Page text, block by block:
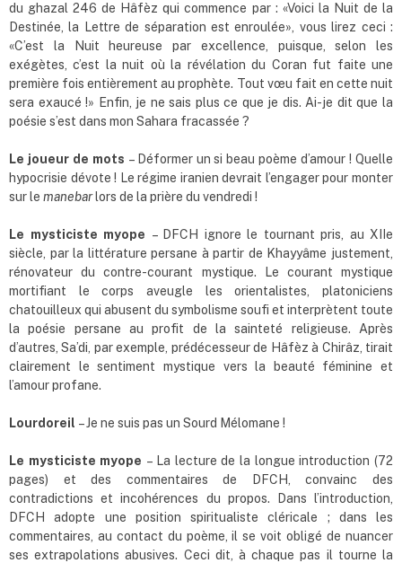
du ghazal 246 de Hâfèz qui commence par : «Voici la Nuit de la
Destinée, la Lettre de séparation est enroulée», vous lirez ceci :
«C’est la Nuit heureuse par excellence, puisque, selon les
exégètes, c’est la nuit où la révélation du Coran fut faite une
première fois entièrement au prophète. Tout vœu fait en cette nuit
sera exaucé !» Enfin, je ne sais plus ce que je dis. Ai-je dit que la
poésie s’est dans mon Sahara fracassée ?
Le joueur de mots – Déformer un si beau poème d’amour ! Quelle
hypocrisie dévote ! Le régime iranien devrait l’engager pour monter
sur le manebarlors de la prière du vendredi !
Le mysticiste myope – DFCH ignore le tournant pris, au XIIe
siècle, par la littérature persane à partir de Khayyâme justement,
rénovateur du contre-courant mystique. Le courant mystique
mortifiant le corps aveugle les orientalistes, platoniciens
chatouilleux qui abusent du symbolisme soufi et interprètent toute
la poésie persane au profit de la sainteté religieuse. Après
d’autres, Sa’di, par exemple, prédécesseur de Hâfèz à Chirâz, tirait
clairement le sentiment mystique vers la beauté féminine et
l’amour profane.
Lourdoreil – Je ne suis pas un Sourd Mélomane !
Le mysticiste myope – La lecture de la longue introduction (72
pages) et des commentaires de DFCH, convainc des
contradictions et incohérences du propos. Dans l’introduction,
DFCH adopte une position spiritualiste cléricale ; dans les
commentaires, au contact du poème, il se voit obligé de nuancer
ses extrapolations abusives. Ceci dit, à chaque pas il tourne la